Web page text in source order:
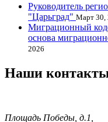
Руководитель
"Царьград" Март 30,
Миграционный
основа
2026
Наши
Площадь Победы, д.1,